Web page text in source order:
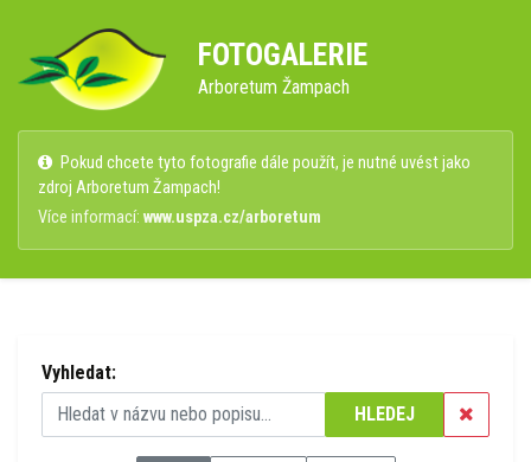
FOTOGALERIE
Arboretum Žampach
Pokud chcete tyto fotografie dále použít, je nutné uvést jako
zdroj Arboretum Žampach!
Více informací: www.uspza.cz/arboretum
Vyhledat:
HLEDEJ